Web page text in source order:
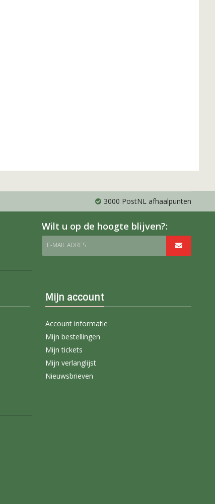
3000 PostNL afhaalpunten
Wilt u op de hoogte blijven?:
E-MAIL ADRES
Mijn account
Account informatie
Mijn bestellingen
Mijn tickets
Mijn verlanglijst
Nieuwsbrieven